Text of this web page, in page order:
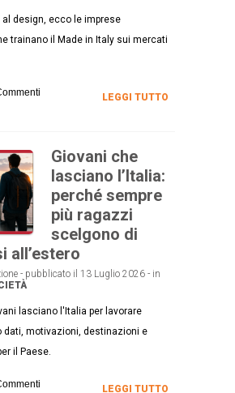
design, ecco le imprese
trainano il Made in Italy sui mercati
LEGGI TUTTO
Giovani che
lasciano l’Italia:
perché sempre
più ragazzi
scelgono di
all’estero
- pubblicato il 13 Luglio 2026 - in
lasciano l'Italia per lavorare
dati, motivazioni, destinazioni e
il Paese.
LEGGI TUTTO